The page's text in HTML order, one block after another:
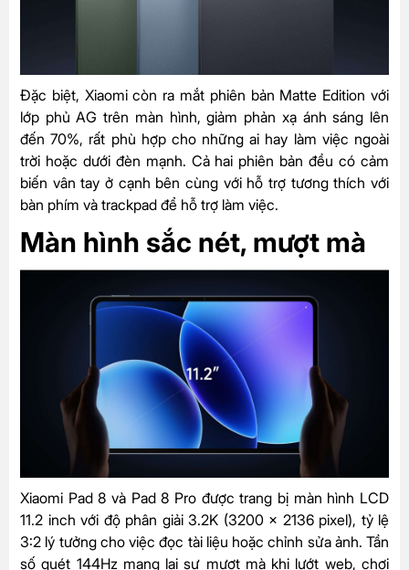
Đặc biệt, Xiaomi còn ra mắt phiên bản Matte Edition với
lớp phủ AG trên màn hình, giảm phản xạ ánh sáng lên
đến 70%, rất phù hợp cho những ai hay làm việc ngoài
trời hoặc dưới đèn mạnh. Cả hai phiên bản đều có cảm
biến vân tay ở cạnh bên cùng với hỗ trợ tương thích với
bàn phím và trackpad để hỗ trợ làm việc.
Màn hình sắc nét, mượt mà
Xiaomi Pad 8 và Pad 8 Pro được trang bị màn hình LCD
11.2 inch với độ phân giải 3.2K (3200 x 2136 pixel), tỷ lệ
3:2 lý tưởng cho việc đọc tài liệu hoặc chỉnh sửa ảnh. Tần
số quét 144Hz mang lại sự mượt mà khi lướt web, chơi